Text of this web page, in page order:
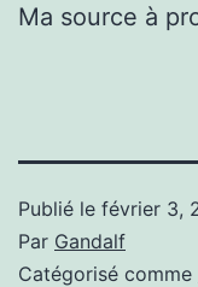
Ma source à
Publié le février 3,
Par Gandalf
Catégorisé comme